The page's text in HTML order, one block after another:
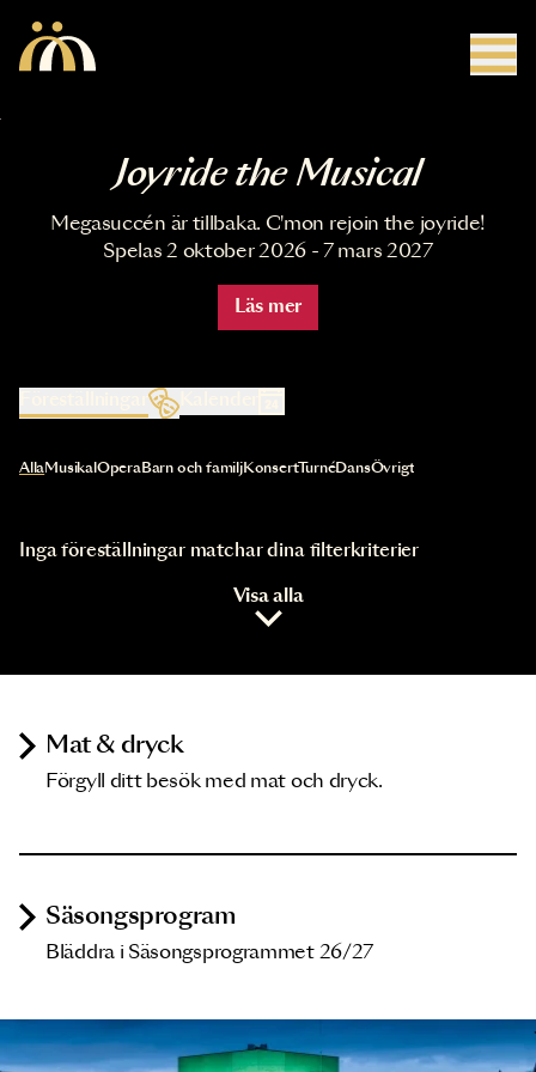
Joyride the Musical
Megasuccén är tillbaka. C'mon rejoin the joyride!
Spelas 2 oktober 2026 - 7 mars 2027
Läs mer
Kalender
Val av kategori uppdaterar innehållet automatiskt
AllaMusikal OperaBarn och familjKonsertTurnéDansÖvrigt
Inga föreställningar matchar dina filterkriterier
Visa alla
Mat & dryck
Förgyll ditt besök med mat och dryck.
Säsongsprogram
Bläddra i Säsongsprogrammet 26/27